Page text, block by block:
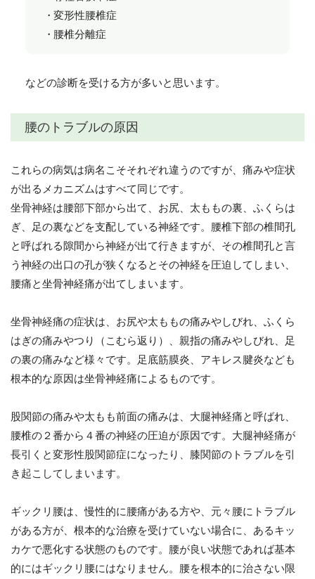
変形性腰椎症
腰椎分離症
などの診断を受ける方が多いと思います。
腰のトラブルの原因
これらの病気は病名こそそれぞれ違うのですが、痛みや症状
が出るメカニズムはすべて同じです。
坐骨神経は腰部下部から出て、お尻、太ももの裏、ふくらは
ぎ、足の裏などを支配している神経です。腰椎下部の椎間孔
と呼ばれる隙間から神経が出て行きますが、その椎間孔と言
う神経の出口の孔が狭くなるとその神経を圧迫してしまい、
腰痛と坐骨神経痛が出てしまいます。
坐骨神経痛の症状は、お尻や太ももの痛みやしびれ、ふくら
はぎの痛みやつり（こむら返り）、親指の痛みやしびれ、足
の裏の痛みなど様々です。足底筋膜炎、アキレス腱炎なども
根本的な原因は坐骨神経痛によるものです。
股関節の痛みや太もも前面の痛みは、大腿神経痛と呼ばれ、
腰椎の２番から４番の神経の圧迫が原因です。大腿神経痛が
長引くと変形性股関節症になったり、膝関節のトラブルを引
き起こしてしまいます。
ギックリ腰は、慢性的に腰痛がある方や、元々腰にトラブル
がある方が、根本的な治療を受けていない場合に、あるキッ
カケで悪化する状態のものです。腰が良い状態であれば基本
的にはギックリ腰にはなりません。腰を根本的に治さない限